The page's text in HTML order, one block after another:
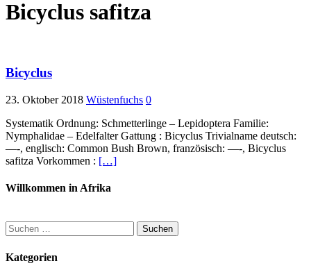
Bicyclus safitza
Bicyclus
23. Oktober 2018 Wüstenfuchs 0
Systematik Ordnung: Schmetterlinge – Lepidoptera Familie:
Nymphalidae – Edelfalter Gattung : Bicyclus Trivialname deutsch:
—-, englisch: Common Bush Brown, französisch: —-, Bicyclus
safitza Vorkommen : […]
Willkommen in Afrika
Suchen
nach:
Kategorien